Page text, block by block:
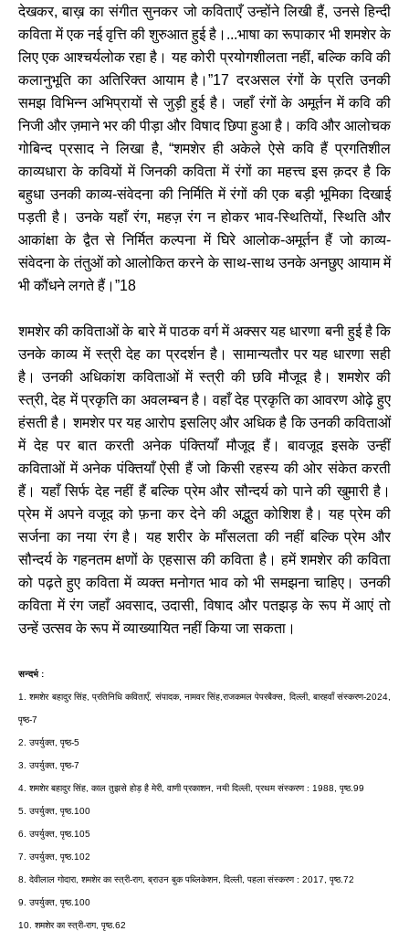
देखकर, बाख़ का संगीत सुनकर जो कविताएँ उन्होंने लिखी हैं, उनसे हिन्दी
कविता में एक नई वृत्ति की शुरुआत हुई है।...भाषा का रूपाकार भी शमशेर के
लिए एक आश्चर्यलोक रहा है। यह कोरी प्रयोगशीलता नहीं, बल्कि कवि की
कलानुभूति का अतिरिक्त आयाम है।”17 दरअसल रंगों के प्रति उनकी
समझ विभिन्न अभिप्रायों से जुड़ी हुई है। जहाँ रंगों के अमूर्तन में कवि की
निजी और ज़माने भर की पीड़ा और विषाद छिपा हुआ है। कवि और आलोचक
गोबिन्द प्रसाद ने लिखा है, “शमशेर ही अकेले ऐसे कवि हैं प्रगतिशील
काव्यधारा के कवियों में जिनकी कविता में रंगों का महत्त्व इस क़दर है कि
बहुधा उनकी काव्य-संवेदना की निर्मिति में रंगों की एक बड़ी भूमिका दिखाई
पड़ती है। उनके यहाँ रंग, महज़ रंग न होकर भाव-स्थितियों, स्थिति और
आकांक्षा के द्वैत से निर्मित कल्पना में घिरे आलोक-अमूर्तन हैं जो काव्य-
संवेदना के तंतुओं को आलोकित करने के साथ-साथ उनके अनछुए आयाम में
भी कौंधने लगते हैं।”18
शमशेर की कविताओं के बारे में पाठक वर्ग में अक्सर यह धारणा बनी हुई है कि
उनके काव्य में स्त्री देह का प्रदर्शन है। सामान्यतौर पर यह धारणा सही
है। उनकी अधिकांश कविताओं में स्त्री की छवि मौजूद है। शमशेर की
स्त्री, देह में प्रकृति का अवलम्बन है। वहाँ देह प्रकृति का आवरण ओढ़े हुए
हंसती है। शमशेर पर यह आरोप इसलिए और अधिक है कि उनकी कविताओं
में देह पर बात करती अनेक पंक्तियाँ मौजूद हैं। बावजूद इसके उन्हीं
कविताओं में अनेक पंक्तियाँ ऐसी हैं जो किसी रहस्य की ओर संकेत करती
हैं। यहाँ सिर्फ देह नहीं हैं बल्कि प्रेम और सौन्दर्य को पाने की खुमारी है।
प्रेम में अपने वजूद को फ़ना कर देने की अद्भुत कोशिश है। यह प्रेम की
सर्जना का नया रंग है। यह शरीर के माँसलता की नहीं बल्कि प्रेम और
सौन्दर्य के गहनतम क्षणों के एहसास की कविता है। हमें शमशेर की कविता
को पढ़ते हुए कविता में व्यक्त मनोगत भाव को भी समझना चाहिए। उनकी
कविता में रंग जहाँ अवसाद, उदासी, विषाद और पतझड़ के रूप में आएं तो
उन्हें उत्सव के रूप में व्याख्यायित नहीं किया जा सकता।
सन्दर्भ :
1. शमशेर बहादुर सिंह, प्रतिनिधि कविताएँ, संपादक, नामवर सिंह,राजकमल पेपरबैक्स, दिल्ली, बारहवाँ संस्करण-2024,
पृष्ठ-7
2. उपर्युक्त, पृष्ठ-5
3. उपर्युक्त, पृष्ठ-7
4. शमशेर बहादुर सिंह, काल तुझसे होड़ है मेरी, वाणी प्रकाशन, नयी दिल्ली, प्रथम संस्करण : 1988, पृष्ठ.99
5. उपर्युक्त, पृष्ठ.100
6. उपर्युक्त, पृष्ठ.105
7. उपर्युक्त, पृष्ठ.102
8. देवीलाल गोदारा, शमशेर का स्त्री-राग, ब्राउन बुक पब्लिकेशन, दिल्ली, पहला संस्करण : 2017, पृष्ठ.72
9. उपर्युक्त, पृष्ठ.100
10. शमशेर का स्त्री-राग, पृष्ठ.62